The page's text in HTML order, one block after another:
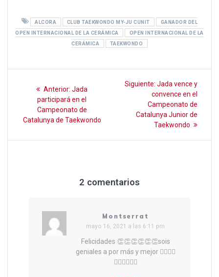
ce
b
tt
er
ail at
s
A
m
p
ar
ALCORA CLUB TAEKWONDO MY-JU CUNIT
GANADOR DEL
OPEN INTERNACIONAL DE LA CERÁMICA
OPEN INTERNACIONAL DE LA
CERÁMICA
TAEKWONDO
entradas
Anterior: Entrada
anterior:
Jada
participará en el
Campeonato de
Catalunya de Taekwondo
Siguiente: Siguiente
entrada:
Jada vence y
convence en el
Campeonato de
Catalunya Junior de
Taekwondo
2 comentarios
Montserrat
mayo 16, 2021 a las 6:11 pm
Felicidades 👏👏👏👏👏👏sois
geniales a por más y mejor 👍🏻👍🏻
👍🏻👍🏻👍🏻